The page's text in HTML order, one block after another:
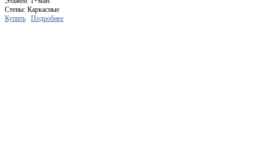
Стены: Каркасные
Купить
Подробнее